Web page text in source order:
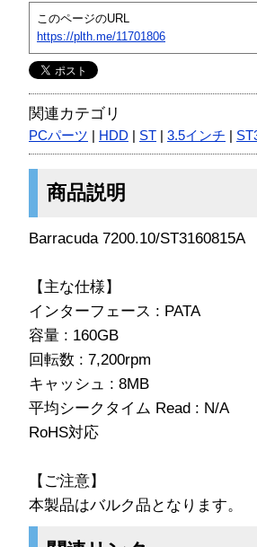
このページのURL
https://plth.me/11701806
関連カテゴリ
PCパーツ HDD ST 3.5インチ
商品説明
Barracuda 7200.10/ST3160815A
【主な仕様】
インターフェース : PATA
容量 : 160GB
回転数 : 7,200rpm
キャッシュ : 8MB
平均シークタイム Read : N/A
RoHS対応
【ご注意】
本製品はバルク品となります。